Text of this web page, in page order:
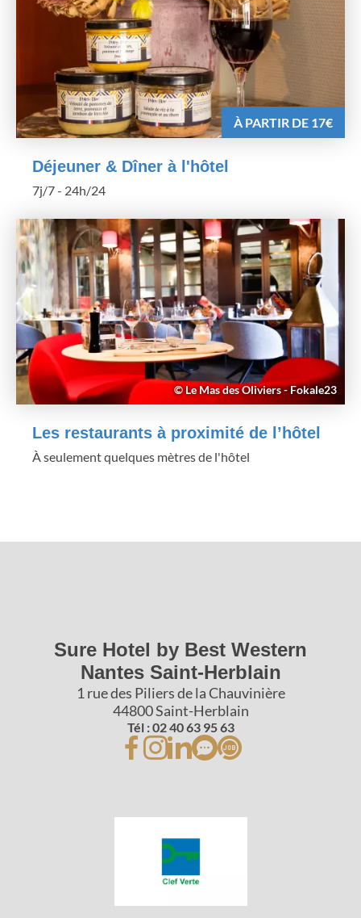
À PARTIR DE 17€
Déjeuner & Dîner à l'hôtel
7j/7 - 24h/24
© Le Mas des Oliviers - Fokale23
Les restaurants à proximité de l’hôtel
À seulement quelques mètres de l'hôtel
Sure Hotel by Best Western
Nantes Saint-Herblain
1 rue des Piliers de la Chauvinière
44800 Saint-Herblain
Tél : 02 40 63 95 63